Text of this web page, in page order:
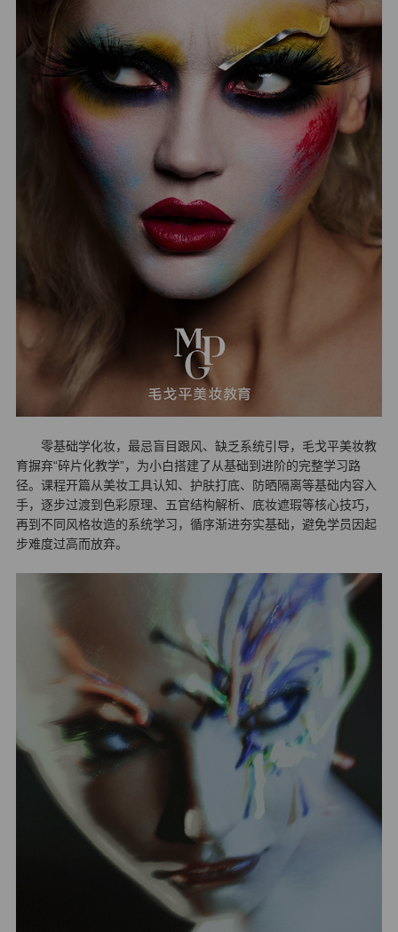
零基础学化妆，最忌盲目跟风、缺乏系统引导，毛戈平美妆教
育摒弃“碎片化教学”，为小白搭建了从基础到进阶的完整学习路
径。课程开篇从美妆工具认知、护肤打底、防晒隔离等基础内容入
手，逐步过渡到色彩原理、五官结构解析、底妆遮瑕等核心技巧，
再到不同风格妆造的系统学习，循序渐进夯实基础，避免学员因起
步难度过高而放弃。